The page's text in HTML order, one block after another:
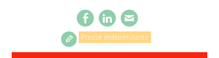
Presse indépendante